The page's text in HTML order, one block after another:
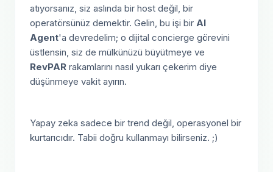
atıyorsanız, siz aslında bir host değil, bir
operatörsünüz demektir. Gelin, bu işi bir AI
Agent'a devredelim; o dijital concierge görevini
üstlensin, siz de mülkünüzü büyütmeye ve
RevPAR rakamlarını nasıl yukarı çekerim diye
düşünmeye vakit ayırın.
Yapay zeka sadece bir trend değil, operasyonel bir
kurtarıcıdır. Tabii doğru kullanmayı bilirseniz. ;)